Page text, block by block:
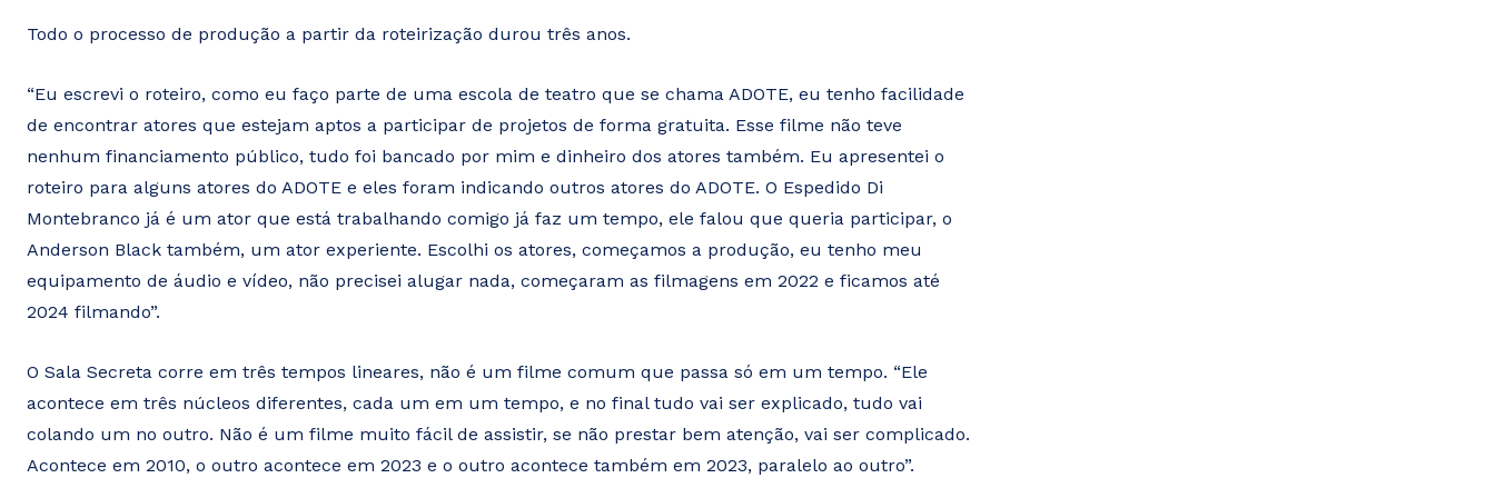
Todo o processo de produção a partir da roteirização durou três anos.
“Eu escrevi o roteiro, como eu faço parte de uma escola de teatro que se chama ADOTE, eu tenho facilidade
de encontrar atores que estejam aptos a participar de projetos de forma gratuita. Esse filme não teve
nenhum financiamento público, tudo foi bancado por mim e dinheiro dos atores também. Eu apresentei o
roteiro para alguns atores do ADOTE e eles foram indicando outros atores do ADOTE. O Espedido Di
Montebranco já é um ator que está trabalhando comigo já faz um tempo, ele falou que queria participar, o
Anderson Black também, um ator experiente. Escolhi os atores, começamos a produção, eu tenho meu
equipamento de áudio e vídeo, não precisei alugar nada, começaram as filmagens em 2022 e ficamos até
2024 filmando”.
O Sala Secreta corre em três tempos lineares, não é um filme comum que passa só em um tempo. “Ele
acontece em três núcleos diferentes, cada um em um tempo, e no final tudo vai ser explicado, tudo vai
colando um no outro. Não é um filme muito fácil de assistir, se não prestar bem atenção, vai ser complicado.
Acontece em 2010, o outro acontece em 2023 e o outro acontece também em 2023, paralelo ao outro”.